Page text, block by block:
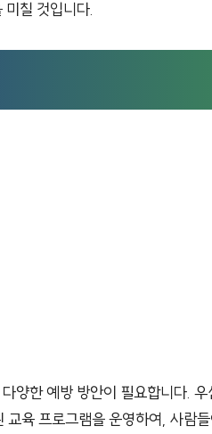
칠 것입니다.
양한 예방 방안이 필요합니다.
육 프로그램을 운영하여, 사람